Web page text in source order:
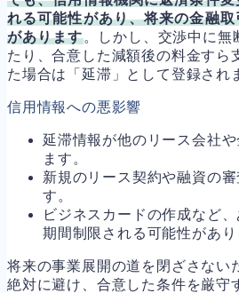
れる可能性があり、将来の金融
があります。しかし、交渉中に無
たり、合意した減額後の料金すら
た場合は「延滞」として登録され
信用情報への悪影響
延滞情報が他のリース会社
ます。
新規のリース契約や融資の
す。
ビジネスカードの作成など
期間制限される可能性があり
将来の事業展開の道を閉ざさない
絶対に避け、合意した条件を厳守